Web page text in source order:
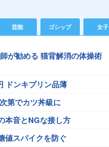
芸能 ゴシップ 女子
が勧める 猫背解消の体操術
ドンキプリン品薄
第でカツ丼級に
本音とNGな接し方
値スパイクを防ぐ